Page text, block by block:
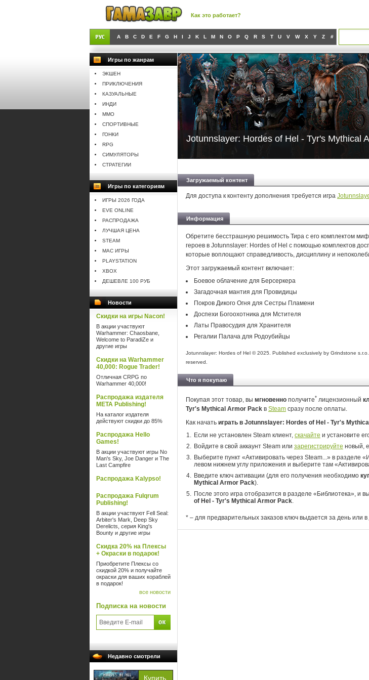
Как это работает?
A B C D E F G H I J K L M N O P Q R S T U V W X Y Z #
Игры по жанрам
ЭКШЕН
ПРИКЛЮЧЕНИЯ
КАЗУАЛЬНЫЕ
ИНДИ
MMO
СПОРТИВНЫЕ
ГОНКИ
RPG
СИМУЛЯТОРЫ
СТРАТЕГИИ
Игры по категориям
ИГРЫ 2026 ГОДА
EVE ONLINE
РАСПРОДАЖА
ЛУЧШАЯ ЦЕНА
STEAM
MAC ИГРЫ
PLAYSTATION
XBOX
ДЕШЕВЛЕ 100 РУБ
Новости
Скидки на игры Nacon!
В акции участвуют
Warhammer: Chaosbane,
Welcome to ParadiZe и
другие игры
Скидки на Warhammer
40,000: Rogue Trader!
Отличная CRPG по
Warhammer 40,000!
Распродажа издателя
META Publishing!
На каталог издателя
действуют скидки до 85%
Распродажа Hello
Games!
В акции участвуют игры No
Man's Sky, Joe Danger и The
Last Campfire
Распродажа Kalypso!
Распродажа Fulqrum
Publishing!
В акции участвуют Fell Seal:
Arbiter's Mark, Deep Sky
Derelicts, серия King's
Bounty и другие игры
Скидка 20% на Плексы
+ Окраски в подарок!
Приобретите Плексы со
скидкой 20% и получайте
окраски для ваших кораблей
в подарок!
все новости
Подписка на новости
Недавно смотрели
Jotunnslayer: Hordes of Hel - Tyr's Mythical
Загружаемый контент
Для доступа к контенту дополнения требуется игра
Информация
Обретите бесстрашную решимость Тира с его комплектом
героев в Jotunnslayer: Hordes of Hel с помощью комплектов
которые воплощают справедливость, дисциплину и
Этот загружаемый контент включает:
Боевое облачение для Берсеркера
Загадочная мантия для Провидицы
Покров Дикого Огня для Сестры Пламени
Доспехи Богоохотника для Мстителя
Латы Правосудия для Хранителя
Регалии Палача для Родоубийцы
Jotunnslayer: Hordes of Hel © 2025. Published exclusively by Grindstone
reserved.
Что я покупаю
Покупая этот товар, вы мгновенно получите* лицензионный
Tyr's Mythical Armor Pack в Steam сразу после оплаты.
Как начать играть в Jotunnslayer: Hordes of Hel - Tyr's
Если не установлен Steam клиент, скачайте и установите
Войдите в свой аккаунт Steam или зарегистрируйте новый,
Выберите пункт «Активировать через Steam...» в разделе
левом нижнем углу приложения и выберите там
Введите ключ активации (для его получения необходимо
Mythical Armor Pack).
После этого игра отобразится в разделе «Библиотека», и
of Hel - Tyr's Mythical Armor Pack.
* – для предварительных заказов ключ выдается за день или